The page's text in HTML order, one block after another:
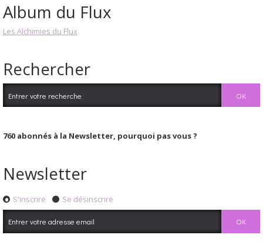
Album du Flux
Les Alchimies du Flux
Rechercher
760 abonnés à la Newsletter, pourquoi pas vous ?
Newsletter
S'inscrire Se désinscrire